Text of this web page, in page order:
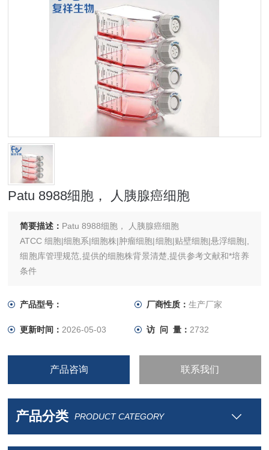
Patu 8988细胞， 人胰腺癌细胞
简要描述： Patu 8988细胞， 人胰腺癌细胞
ATCC 细胞|细胞系|细胞株|肿瘤细胞|细胞|贴壁细胞|悬浮细胞|,
细胞库管理规范,提供的细胞株背景清楚,提供参考文献和*培养
条件
产品型号： 厂商性质： 生产厂家
更新时间： 2026-05-03 访 问 量： 2732
产品咨询 联系我们
产品分类 PRODUCT CATEGORY